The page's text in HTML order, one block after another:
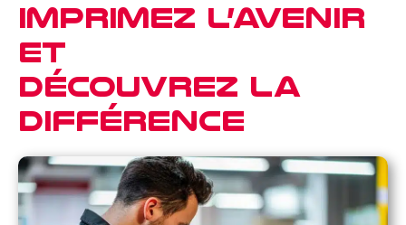
Imprimez l’avenir
et
découvrez la
différence